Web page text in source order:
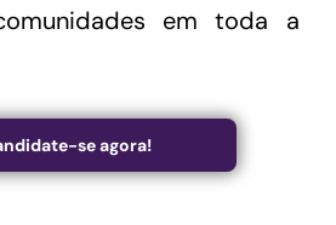
em toda a
se agora!